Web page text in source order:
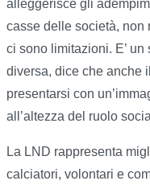
alleggerisce gli
casse delle società, non
ci sono limitazioni. E’
diversa, dice che anche
presentarsi con
all’altezza del ruolo
La LND rappresenta
calciatori, volontari e